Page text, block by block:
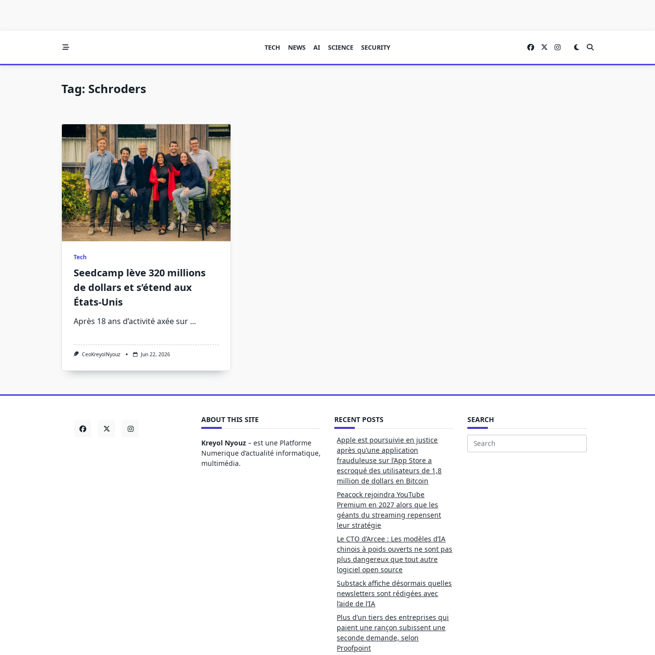
TECH NEWS AI SCIENCE SECURITY
Tag: Schroders
Tech
Seedcamp lève 320 millions
de dollars et s’étend aux
États-Unis
Après 18 ans d’activité axée sur ...
CeoKreyolNyouz Jun 22, 2026
ABOUT THIS SITE
Kreyol Nyouz – est une Platforme
Numerique d’actualité informatique,
multimédia.
RECENT POSTS
Apple est poursuivie en justice
après qu’une application
frauduleuse sur l’App Store a
escroqué des utilisateurs de 1,8
million de dollars en Bitcoin
Peacock rejoindra YouTube
Premium en 2027 alors que les
géants du streaming repensent
leur stratégie
Le CTO d’Arcee : Les modèles d’IA
chinois à poids ouverts ne sont pas
plus dangereux que tout autre
logiciel open source
Substack affiche désormais quelles
newsletters sont rédigées avec
l’aide de l’IA
Plus d’un tiers des entreprises qui
paient une rançon subissent une
seconde demande, selon
Proofpoint
SEARCH
Search